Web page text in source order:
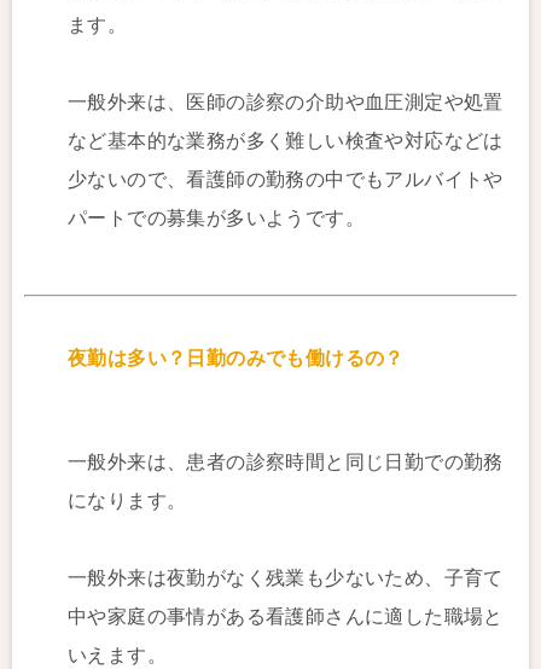
ます。
一般外来は、医師の診察の介助や血圧測定や処置
など基本的な業務が多く難しい検査や対応などは
少ないので、看護師の勤務の中でもアルバイトや
パートでの募集が多いようです。
夜勤は多い？日勤のみでも働けるの？
一般外来は、患者の診察時間と同じ日勤での勤務
になります。
一般外来は夜勤がなく残業も少ないため、子育て
中や家庭の事情がある看護師さんに適した職場と
いえます。